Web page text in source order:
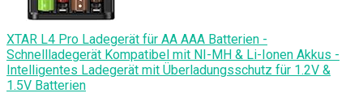
XTAR L4 Pro Ladegerät für AA AAA Batterien -
Schnellladegerät Kompatibel mit NI-MH & Li-Ionen Akkus -
Intelligentes Ladegerät mit Überladungsschutz für 1.2V &
1.5V Batterien